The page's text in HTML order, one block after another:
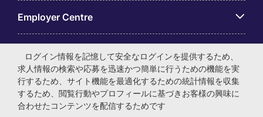
Employer Centre
© マイケル・ペイジ・インターナショナル・ジャパン株式会
社 法人番号：0104-01-043253 本社所在地：〒105-0001 東
京都港区虎ノ門4-3-13 ヒューリック神谷町ビル6階 有料職業
ログイン情報を記憶して安全なログインを提供するため、
求人情報の検索や応募を迅速かつ簡単に行うための機能を実
行するため、サイト機能を最適化するための統計情報を収集
するため、閲覧行動やプロフィールに基づきお客様の興味に
合わせたコンテンツを配信するためです